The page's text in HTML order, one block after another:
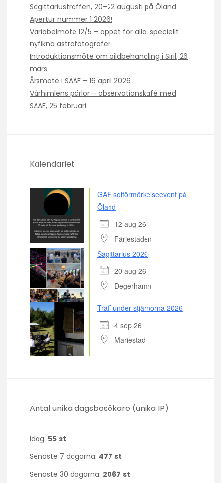
Sagittariusträffen, 20–22 augusti på Öland
Apertur nummer 1 2026!
Variabelmöte 12/5 – öppet för alla, speciellt
nyfikna astrofotografer
Introduktionsmöte om bildbehandling i Siril, 26
mars
Årsmöte i SAAF – 16 april 2026
Vårhimlens pärlor – observationskafé med
SAAF, 25 februari
Kalendariet
GAF solförmörkelseevent på
Öland
12 aug 26
Färjestaden
Sagittarius 2026
20 aug 26
Degerhamn
Träff under stjärnorna 2026
4 sep 26
Mariestad
Antal unika dagsbesökare (unika IP)
Idag: 55 st
Senaste 7 dagarna: 477 st
Senaste 30 dagarna: 2067 st